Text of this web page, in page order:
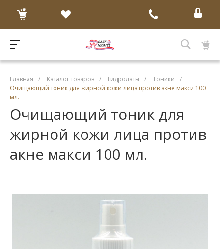
Главная / Каталог товаров / Гидролаты / Тоники
/
Очищающий тоник для жирной кожи лица против акне макси 100
мл.
Очищающий тоник для
жирной кожи лица против
акне макси 100 мл.